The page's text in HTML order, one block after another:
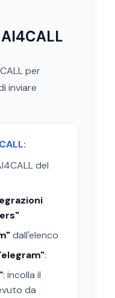
per
inviare
del
dall'elenco
:
: incolla il
da